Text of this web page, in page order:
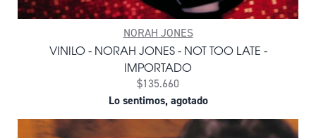
NORAH JONES
VINILO - NORAH JONES - NOT TOO LATE -
IMPORTADO
$135.660
Lo sentimos, agotado